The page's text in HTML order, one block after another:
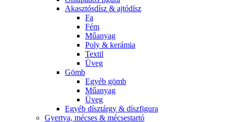
Akasztósdísz & ajtódísz
Fa
Fém
Műanyag
Poly & kerámia
Textil
Üveg
Gömb
Egyéb gömb
Műanyag
Üveg
Egyéb dísztárgy & díszfigura
Gyertya, mécses & mécsestartó